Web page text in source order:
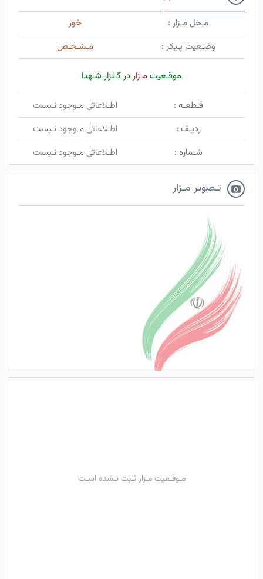
مـحل مـزار :
خور
وضـعیت پـیکر :
مـشـخـص
موقـعیتمـزاردر گـلزار شـهدا
قـطعـه :
اطـلاعاتی مـوجود نـیست
ردیـف :
اطـلاعاتی مـوجود نـیست
شـماره :
اطـلاعاتی مـوجود نـیست
تـصویر مـزار
مـوقـعیت مـزار ثـبت نـشده اسـت